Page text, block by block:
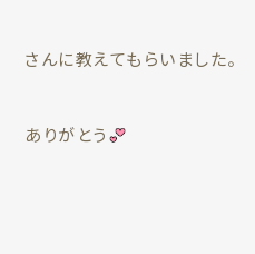
さんに教えてもらいました。
ありがとう